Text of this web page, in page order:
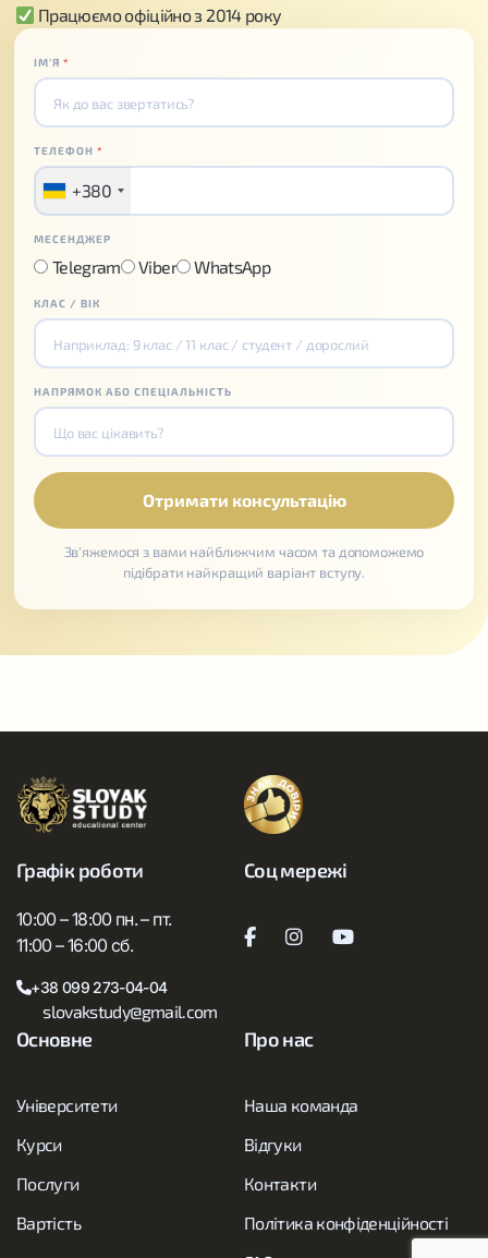
Працюємо офіційно з 2014 року
ІМʼЯ*
ТЕЛЕФОН*
+380
МЕСЕНДЖЕР
Telegram Viber WhatsApp
КЛАС / ВІК
НАПРЯМОК АБО СПЕЦІАЛЬНІСТЬ
Зв'яжемося з вами найближчим часом та допоможемо
підібрати найкращий варіант вступу.
Графік роботи
10:00 – 18:00 пн. – пт.
11:00 – 16:00 сб.
+38 099 273-04-04
slovakstudy@gmail.com
Основне
Університети
Курси
Послуги
Вартість
Про нас
Наша команда
Відгуки
Контакти
Політика конфіденційності
Соц мережі